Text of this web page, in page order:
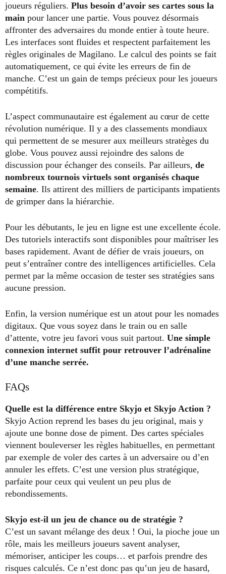
joueurs réguliers. Plus besoin d’avoir ses cartes sous la
main pour lancer une partie. Vous pouvez désormais
affronter des adversaires du monde entier à toute heure.
Les interfaces sont fluides et respectent parfaitement les
règles originales de Magilano. Le calcul des points se fait
automatiquement, ce qui évite les erreurs de fin de
manche. C’est un gain de temps précieux pour les joueurs
compétitifs.
L’aspect communautaire est également au cœur de cette
révolution numérique. Il y a des classements mondiaux
qui permettent de se mesurer aux meilleurs stratèges du
globe. Vous pouvez aussi rejoindre des salons de
discussion pour échanger des conseils. Par ailleurs, de
nombreux tournois virtuels sont organisés chaque
semaine. Ils attirent des milliers de participants impatients
de grimper dans la hiérarchie.
Pour les débutants, le jeu en ligne est une excellente école.
Des tutoriels interactifs sont disponibles pour maîtriser les
bases rapidement. Avant de défier de vrais joueurs, on
peut s’entraîner contre des intelligences artificielles. Cela
permet par la même occasion de tester ses stratégies sans
aucune pression.
Enfin, la version numérique est un atout pour les nomades
digitaux. Que vous soyez dans le train ou en salle
d’attente, votre jeu favori vous suit partout. Une simple
connexion internet suffit pour retrouver l’adrénaline
d’une manche serrée.
FAQs
Quelle est la différence entre Skyjo et Skyjo Action ?
Skyjo Action reprend les bases du jeu original, mais y
ajoute une bonne dose de piment. Des cartes spéciales
viennent bouleverser les règles habituelles, en permettant
par exemple de voler des cartes à un adversaire ou d’en
annuler les effets. C’est une version plus stratégique,
parfaite pour ceux qui veulent un peu plus de
rebondissements.
Skyjo est-il un jeu de chance ou de stratégie ?
C’est un savant mélange des deux ! Oui, la pioche joue un
rôle, mais les meilleurs joueurs savent analyser,
mémoriser, anticiper les coups… et parfois prendre des
risques calculés. Ce n’est donc pas qu’un jeu de hasard,